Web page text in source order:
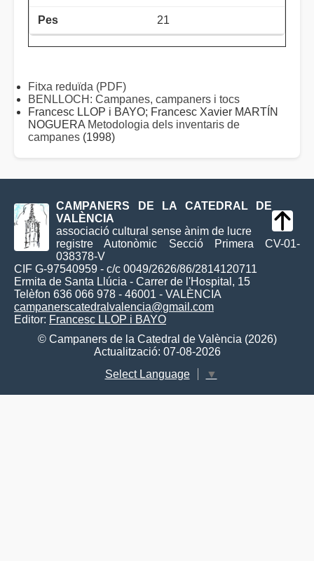
21
Fitxa reduïda (PDF)
BENLLOCH: Campanes, campaners i tocs
Francesc LLOP i BAYO; Francesc Xavier MARTÍN
NOGUERA Metodologia dels inventaris de
campanes (1998)
CAMPANERS DE LA CATEDRAL DE
VALÈNCIA
associació cultural sense ànim de lucre
registre Autonòmic Secció Primera CV-01-
038378-V
CIF G-97540959 - c/c 0049/2626/86/2814120711
Ermita de Santa Llúcia - Carrer de l'Hospital, 15
Telèfon 636 066 978 - 46001 - VALÈNCIA
campanerscatedralvalencia@gmail.com
Editor: Francesc LLOP i BAYO
© Campaners de la Catedral de València (2026)
Actualització: 07-08-2026
Select Language
▼